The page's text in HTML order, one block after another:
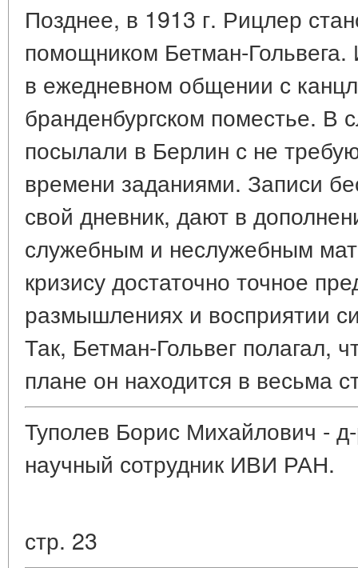
Позднее, в 1913 г. Рицлер
помощником Бетман-
в ежедневном общении с
бранденбургском поместье. В
посылали в Берлин с не
времени заданиями. Записи
свой дневник, дают в
служебным и неслужебным
кризису достаточно точное
размышлениях и восприятии
Так, Бетман-Гольвег полагал,
плане он находится в весьма
Туполев Борис Михайлович -
научный сотрудник ИВИ РАН.
стр. 23